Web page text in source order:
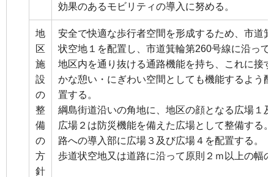
効果のあるモビリティの導入に努める。
地
区
施
設
の
整
備
の
方
針
安全で快適な歩行者空間を形成するため、市道
状空地１を配置し、市道箕輪第260号線に沿っ
地区内を通り抜ける通路機能を持ち、これに接
かな憩い・にぎわい空間としても機能するよう
置する。
綱島街道沿いの角地に、地区の顔となる広場１
広場２は防災機能を備えた広場として整備する
路への導入部に広場３及び広場４を配置する。
歩道状空地又は道路に沿って原則２ｍ以上の幅